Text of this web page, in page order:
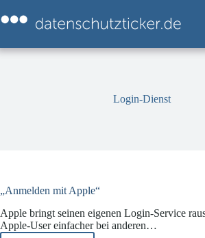
Inhalt
springen
Login-Dienst
„Anmelden mit Apple“
Apple bringt seinen eigenen Login-Service
Apple-User einfacher bei anderen…